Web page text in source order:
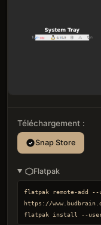
Téléchargement :
Snap Store
Flatpak
flatpak remote-add --
https://
flatpak install --user